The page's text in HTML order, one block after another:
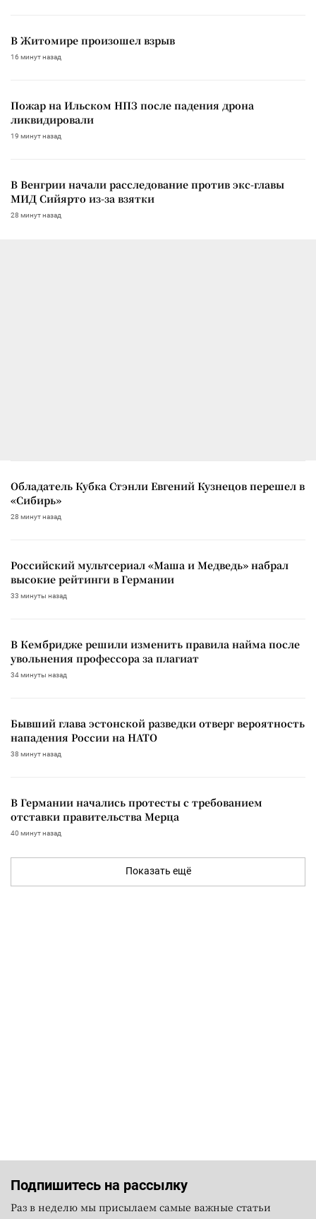
В Житомире произошел взрыв
16 минут назад
Пожар на Ильском НПЗ после падения дрона
ликвидировали
19 минут назад
В Венгрии начали расследование против экс-главы
МИД Сийярто из-за взятки
28 минут назад
Обладатель Кубка Стэнли Евгений Кузнецов перешел в
«Сибирь»
28 минут назад
Российский мультсериал «Маша и Медведь» набрал
высокие рейтинги в Германии
33 минуты назад
В Кембридже решили изменить правила найма после
увольнения профессора за плагиат
34 минуты назад
Бывший глава эстонской разведки отверг вероятность
нападения России на НАТО
38 минут назад
В Германии начались протесты с требованием
отставки правительства Мерца
40 минут назад
Показать ещё
Подпишитесь на рассылку
Раз в неделю мы присылаем самые важные статьи